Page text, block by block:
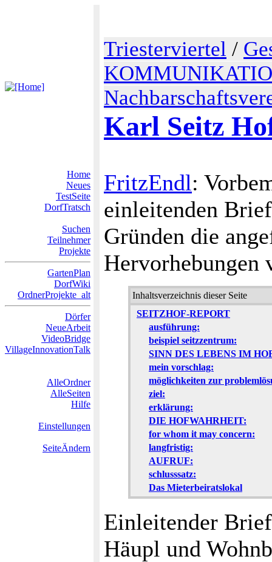
Triesterviertel /
Karl Seitz
Home
Neues
TestSeite
DorfTratsch
Suchen
Teilnehmer
Projekte
GartenPlan
DorfWiki
OrdnerProjekte_alt
Dörfer
NeueArbeit
VideoBridge
VillageInnovationTalk
AlleOrdner
AlleSeiten
Hilfe
Einstellungen
SeiteÄndern
FritzEndl:
einleitenden
Gründen die
Hervorhebungen
Inhaltsverzeichnis dieser Seite
SEITZHOF-REPORT
ausführung:
beispiel seitzzentrum:
SINN DES LEBENS IM
mein vorschlag:
möglichkeiten zur
ziel:
erklärung:
DIE HOFWAHRHEIT:
for whom it may concern:
langfristig:
AUFRUF:
schlusssatz:
Das Mieterbeiratslokal
Einleitender
Häupl und